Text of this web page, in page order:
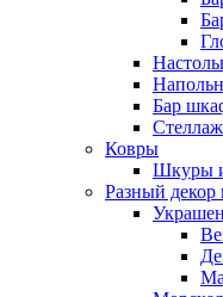
Бар
Ковры
Шкуры
Разный декор